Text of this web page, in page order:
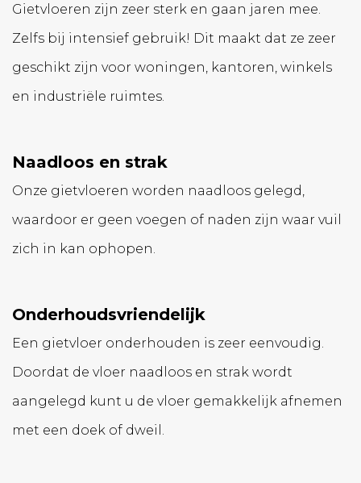
Gietvloeren zijn zeer sterk en gaan jaren mee.
Zelfs bij intensief gebruik! Dit maakt dat ze zeer
geschikt zijn voor woningen, kantoren, winkels
en industriële ruimtes.
Naadloos en strak
Onze gietvloeren worden naadloos gelegd,
waardoor er geen voegen of naden zijn waar vuil
zich in kan ophopen.
Onderhoudsvriendelijk
Een gietvloer onderhouden is zeer eenvoudig.
Doordat de vloer naadloos en strak wordt
aangelegd kunt u de vloer gemakkelijk afnemen
met een doek of dweil.